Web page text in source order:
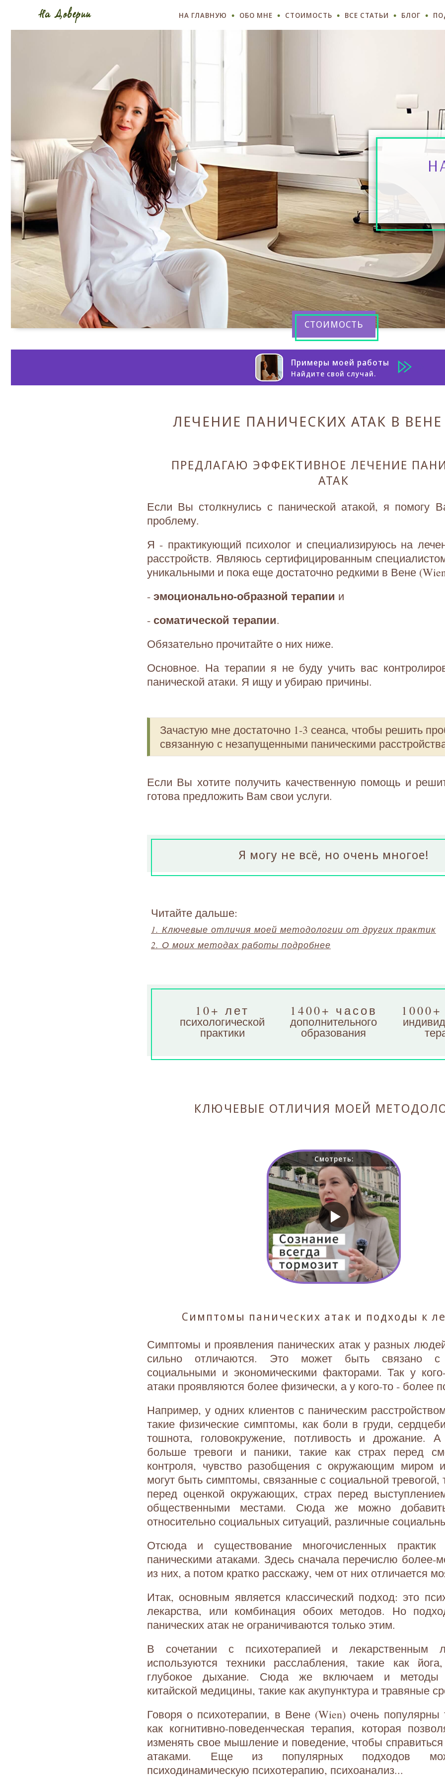
НА ГЛАВНУЮ ОБО МНЕ СТОИМОСТЬ ВСЕ СТАТЬИ БЛОГ
СТОИМОСТЬ
Примеры моей работы
Найдите свой случай.
ЛЕЧЕНИЕ ПАНИЧЕСКИХ АТАК В ВЕНЕ
ПРЕДЛАГАЮ ЭФФЕКТИВНОЕ ЛЕЧЕНИЕ
АТАК
Если Вы столкнулись с панической атакой, я помогу
проблему.
Я - практикующий психолог и специализируюсь на
расстройств. Являюсь сертифицированным
уникальными и пока еще достаточно редкими в Вене
- эмоционально-образной терапии и
- соматической терапии.
Обязательно прочитайте о них ниже.
Основное. На терапии я не буду учить вас
панической атаки. Я ищу и убираю причины.
Зачастую мне достаточно 1-3 сеанса, чтобы решить
связанную с незапущенными паническими
Если Вы хотите получить качественную помощь и
готова предложить Вам свои услуги.
Я могу не всё, но очень многое!
Читайте дальше:
1. Ключевые отличия моей методологии от других практик
2. О моих методах работы подробнее
10+ лет
психологической
практики
1400+ часов
дополнительного
образования
КЛЮЧЕВЫЕ ОТЛИЧИЯ МОЕЙ
Смотреть:
Симптомы панических атак и подходы к
Симптомы и проявления панических атак у разных
сильно отличаются. Это может быть связано с
социальными и экономическими факторами. Так у
атаки проявляются более физически, а у кого-то - более
Например, у одних клиентов с паническим
такие физические симптомы, как боли в груди,
тошнота, головокружение, потливость и дрожание.
больше тревоги и паники, такие как страх перед
контроля, чувство разобщения с окружающим миром
могут быть симптомы, связанные с социальной тревогой,
перед оценкой окружающих, страх перед
общественными местами. Сюда же можно
относительно социальных ситуаций, различные
Отсюда и существование многочисленных
паническими атаками. Здесь сначала перечислю более-
из них, а потом кратко расскажу, чем от них отличается
Итак, основным является классический подход: это
лекарства, или комбинация обоих методов. Но
панических атак не ограничиваются только этим.
В сочетании с психотерапией и лекарственным
используются техники расслабления, такие как
глубокое дыхание. Сюда же включаем и методы
китайской медицины, такие как акупунктура и травяные
Говоря о психотерапии, в Вене (Wien) очень популярны
как когнитивно-поведенческая терапия, которая
изменять свое мышление и поведение, чтобы
атаками. Еще из популярных подходов
психодинамическую психотерапию, психоанализ...